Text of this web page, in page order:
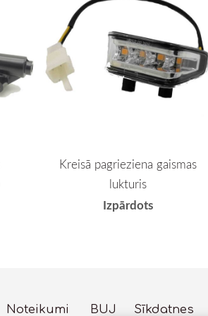
Kreisā pagrieziena gaismas
lukturis
Izpārdots
Noteikumi BUJ Sīkdatnes